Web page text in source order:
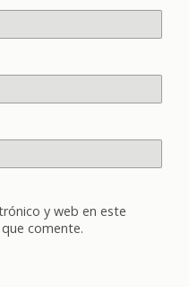
y web en este
comente.